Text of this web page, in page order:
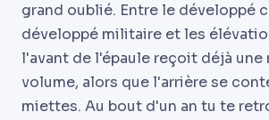
grand oublié. Entre le développé
développé militaire et les
l'avant de l'épaule reçoit déjà une
volume, alors que l'arrière se
miettes. Au bout d'un an tu te